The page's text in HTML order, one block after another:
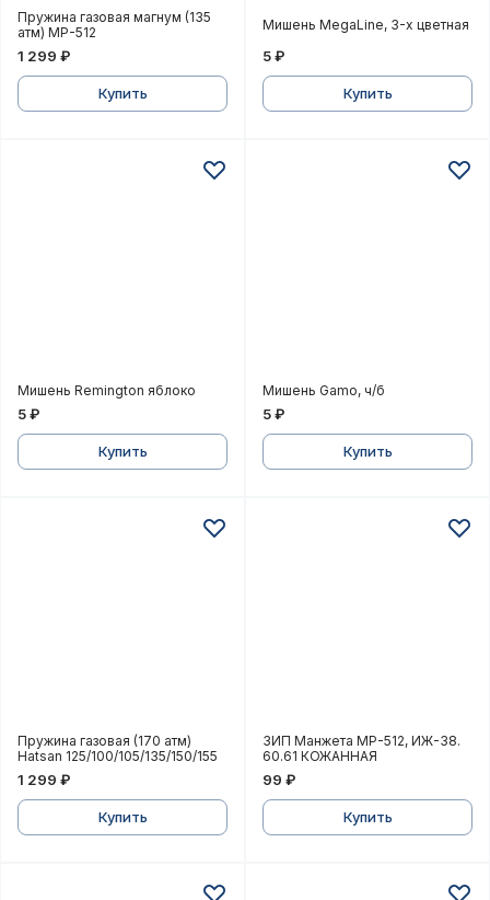
Пружина газовая магнум (135 атм) МР-512
Пружина газовая магнум (135
атм) МР-512
1 299 ₽
Купить
Мишень MegaLine, 3-х цветная
5 ₽
Купить
Мишень Remington яблоко
5 ₽
Купить
Мишень Gamo, ч/б
Мишень Gamo, ч/б
5 ₽
Купить
Пружина газовая (170 атм) Hatsan 125/100/105/135/
Пружина газовая (170 атм)
Hatsan 125/100/105/135/150/155
1 299 ₽
Купить
ЗИП Манжета МР-512,
ЗИП Манжета МР-512, ИЖ-38.
60.61 КОЖАННАЯ
99 ₽
Купить